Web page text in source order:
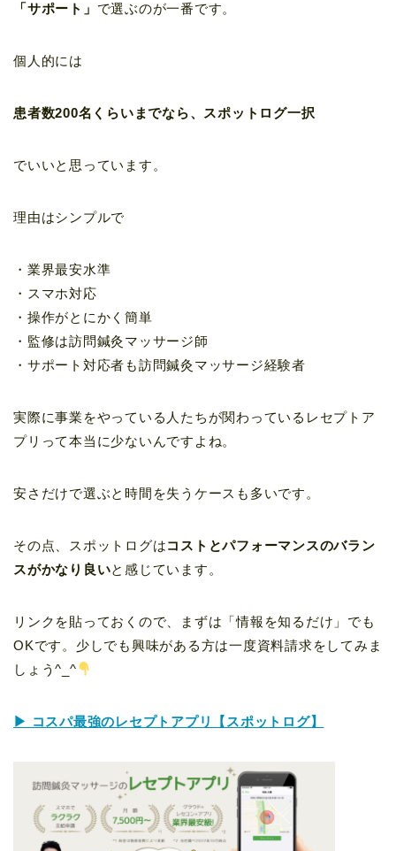
「サポート」 で選ぶのが一番です。
個人的には
患者数200名くらいまでなら、スポットログ一択
でいいと思っています。
理由はシンプルで
・業界最安水準
・スマホ対応
・操作がとにかく簡単
・監修は訪問鍼灸マッサージ師
・サポート対応者も訪問鍼灸マッサージ経験者
実際に事業をやっている人たちが関わっているレセプトア
プリって本当に少ないんですよね。
安さだけで選ぶと時間を失うケースも多いです。
その点、スポットログはコストとパフォーマンスのバラン
スがかなり良いと感じています。
リンクを貼っておくので、まずは「情報を知るだけ」でも
OKです。少しでも興味がある方は一度資料請求をしてみま
しょう^_^
▶ コスパ最強のレセプトアプリ【スポットログ】